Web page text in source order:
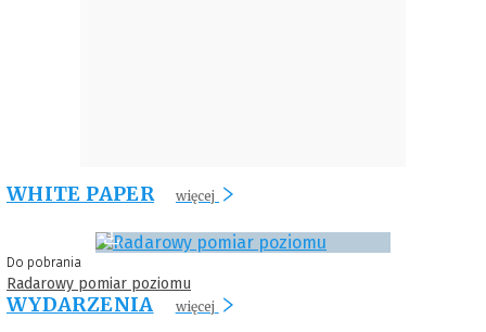
WHITE PAPER więcej
Do pobrania
Radarowy pomiar poziomu
WYDARZENIA więcej